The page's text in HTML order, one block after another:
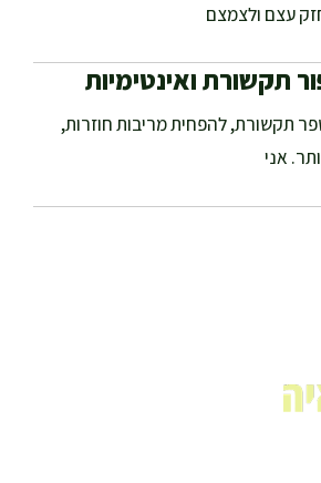
עצם ולצמצם
תקשורת ואינטימיות
תקשורת, להפחית מריבות חוזרות,
אני